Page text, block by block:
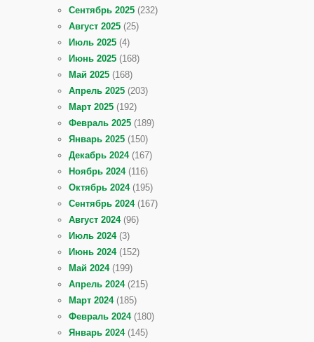
Сентябрь 2025 (232)
Август 2025 (25)
Июль 2025 (4)
Июнь 2025 (168)
Май 2025 (168)
Апрель 2025 (203)
Март 2025 (192)
Февраль 2025 (189)
Январь 2025 (150)
Декабрь 2024(167)
Ноябрь 2024(116)
Октябрь 2024(195)
Сентябрь 2024(167)
Август 2024(96)
Июль 2024(3)
Июнь 2024(152)
Май 2024(199)
Апрель 2024(215)
Март 2024(185)
Февраль 2024(180)
Январь 2024(145)